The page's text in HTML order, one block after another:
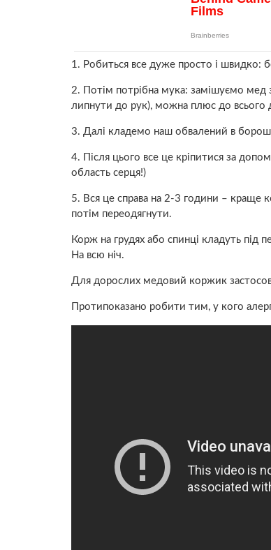
1. Робиться все дуже просто і швидко:
2. Потім потрібна мука: замішуємо мед
липнути до рук), можна плюс до всього
3. Далі кладемо наш обвалений в
4. Після цього все це кріпитися за
область серця!)
5. Вся це справа на 2-3 години – краще
потім переодягнути.
Корж на грудях або спинці кладуть під
На всю ніч.
Для дорослих медовий коржик
Протипоказано робити тим, у кого